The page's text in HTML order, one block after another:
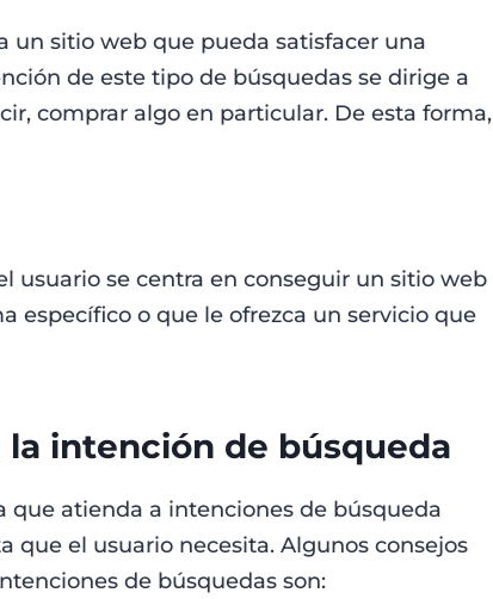
un sitio web que pueda satisfacer una
de este tipo de búsquedas se dirige a
comprar algo en particular. De esta forma,
usuario se centra en conseguir un sitio web
específico o que le ofrezca un servicio que
intención de búsqueda
que atienda a intenciones de búsqueda
que el usuario necesita. Algunos consejos
de búsquedas son: